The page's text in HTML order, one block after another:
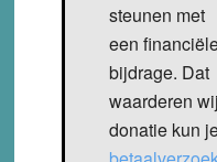
steunen met
een
bijdrage. Dat
waarderen
donatie kun